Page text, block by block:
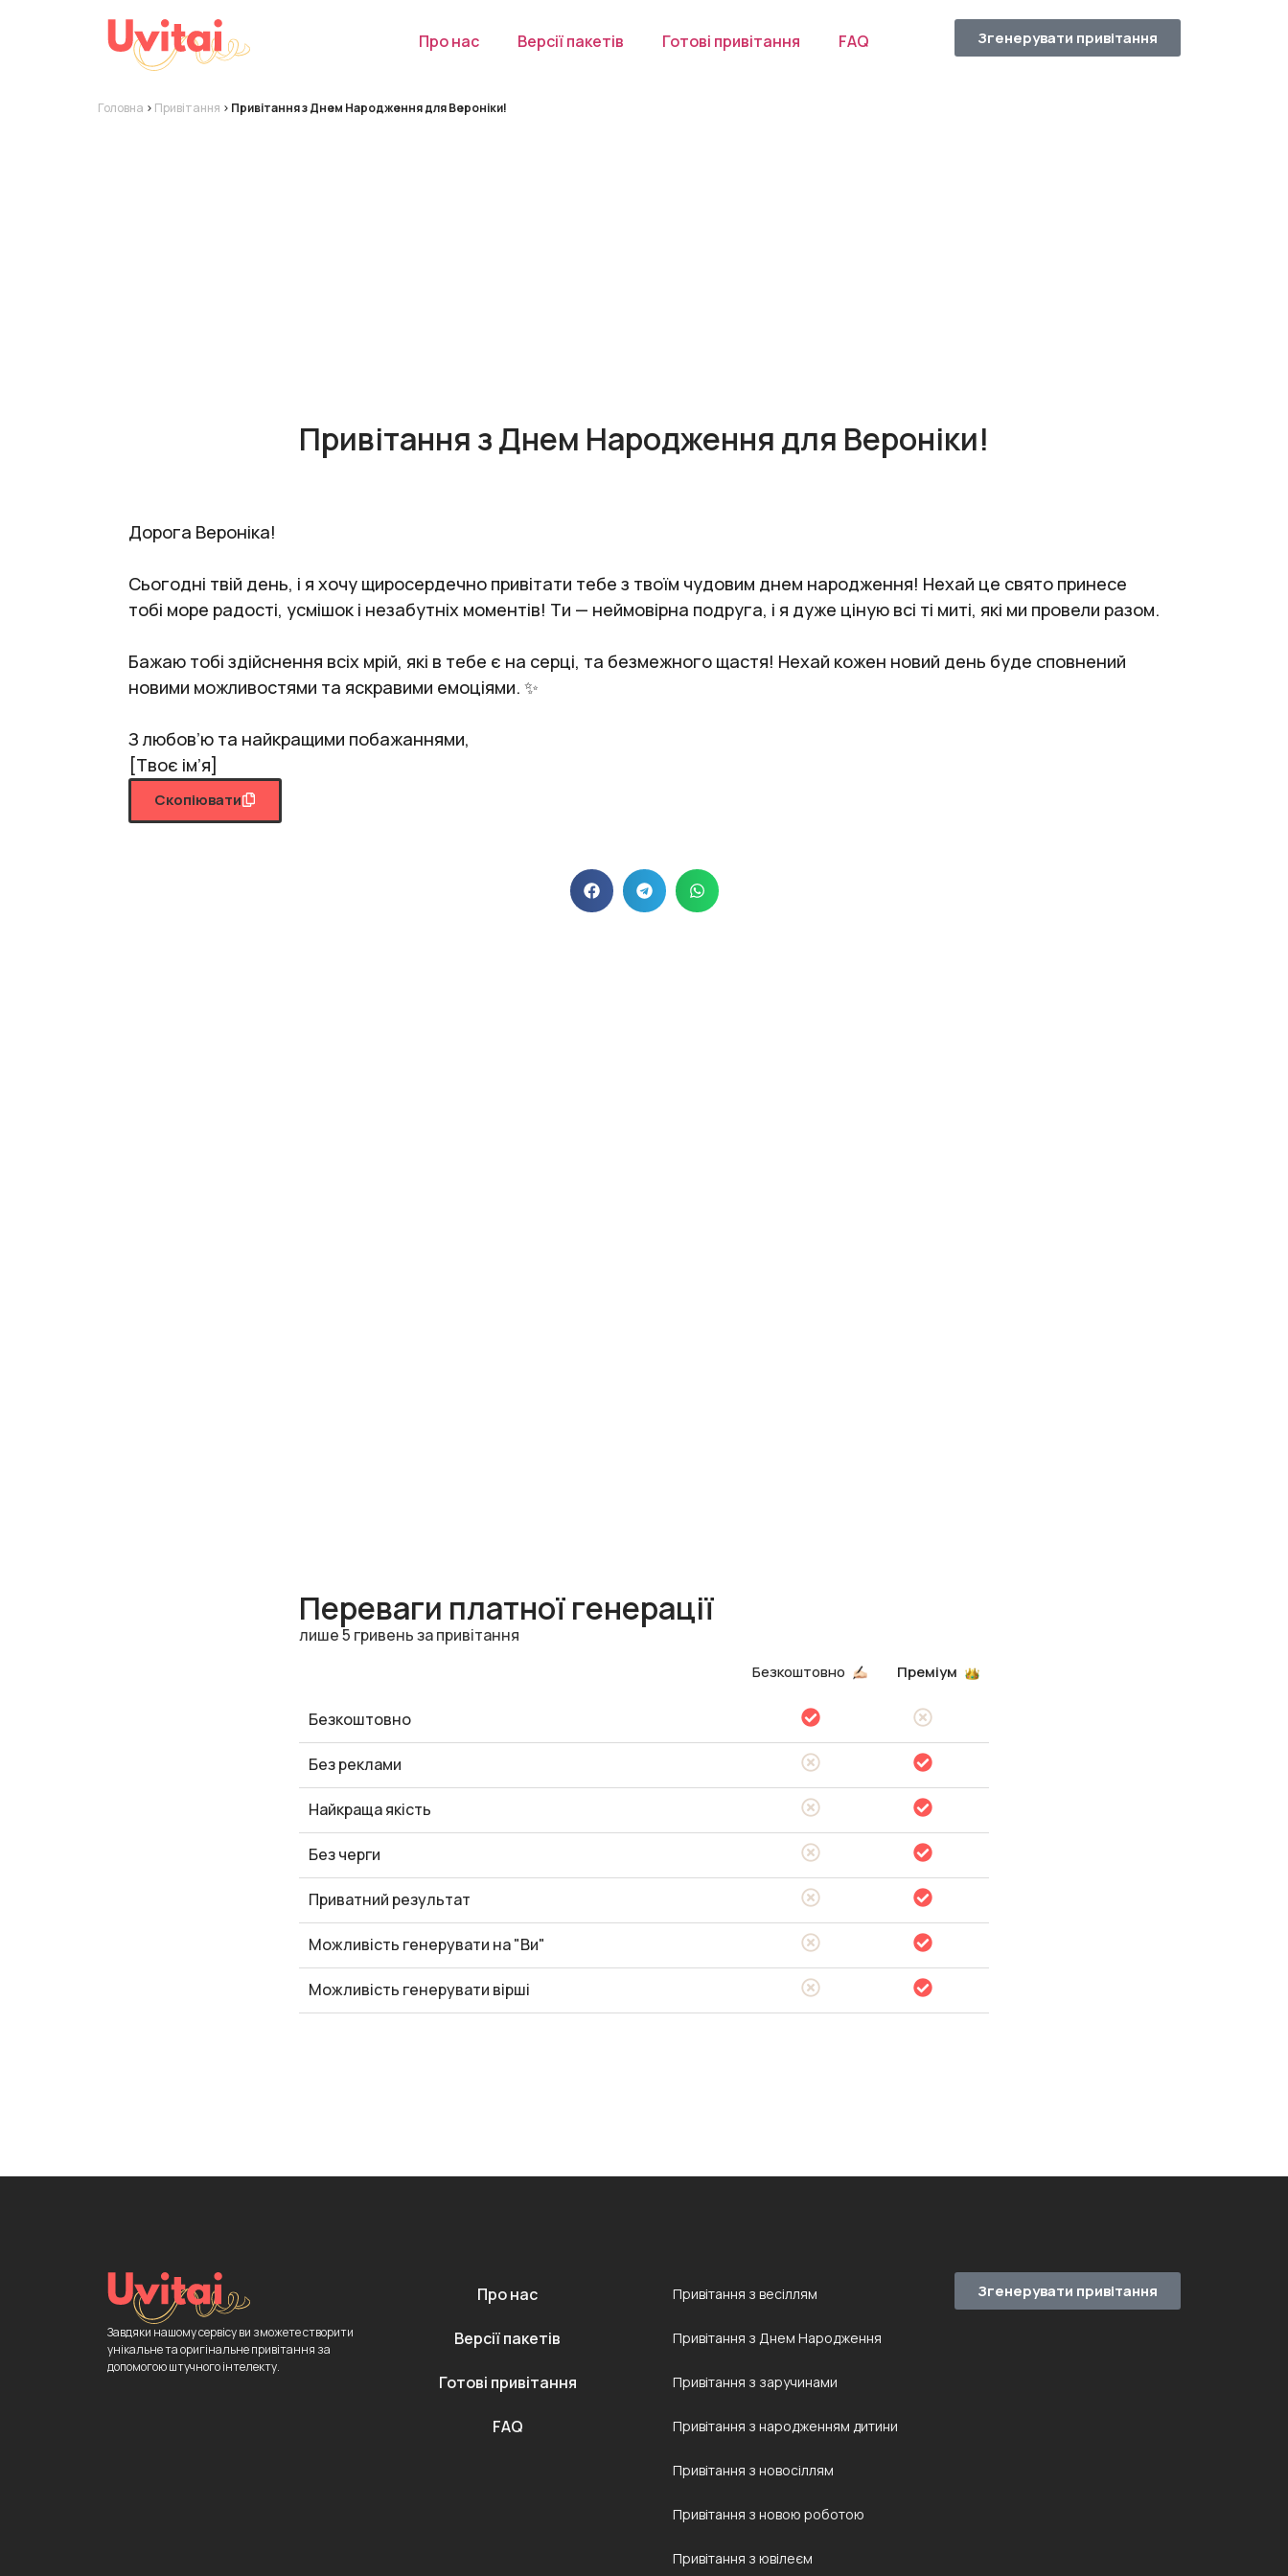
Про нас Версії пакетів Готові привітання FAQ Згенерувати привітання
Головна > Привітання > Привітання з Днем Народження для Вероніки!
Привітання з Днем Народження для Вероніки!
Дорога Вероніка!
Сьогодні твій день, і я хочу щиросердечно привітати тебе з твоїм чудовим днем народження! Нехай це свято принесе
тобі море радості, усмішок і незабутніх моментів! Ти — неймовірна подруга, і я дуже ціную всі ті миті, які ми провели разом.
Бажаю тобі здійснення всіх мрій, які в тебе є на серці, та безмежного щастя! Нехай кожен новий день буде сповнений
новими можливостями та яскравими емоціями. ✨
З любов’ю та найкращими побажаннями,
[Твоє ім’я]
Скопіювати
Переваги платної генерації
лише 5 гривень за привітання
Безкоштовно Преміум
Безкоштовно
Без реклами
Найкраща якість
Без черги
Приватний результат
Можливість генерувати на "Ви"
Можливість генерувати вірші
Завдяки нашому сервісу ви зможете створити
унікальне та оригінальне привітання за
допомогою штучного інтелекту.
Про нас
Версії пакетів
Готові привітання
FAQ
Привітання з весіллям
Привітання з Днем Народження
Привітання з заручинами
Привітання з народженням дитини
Привітання з новосіллям
Привітання з новою роботою
Привітання з ювілеєм
Згенерувати привітання